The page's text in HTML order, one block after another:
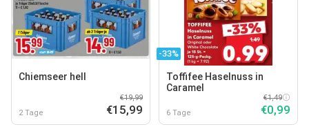
Chiemseer hell
2 Tage
€19,99
€15,99
-33%
Toffifee Haselnuss in
Caramel
6 Tage
€1,49
€0,99